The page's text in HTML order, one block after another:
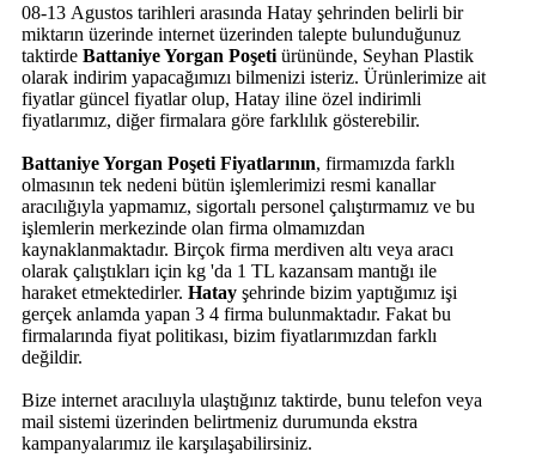
08-13 Agustos tarihleri arasında Hatay şehrinden belirli bir
miktarın üzerinde internet üzerinden talepte bulunduğunuz
taktirde Battaniye Yorgan Poşeti ürününde, Seyhan Plastik
olarak indirim yapacağımızı bilmenizi isteriz. Ürünlerimize ait
fiyatlar güncel fiyatlar olup, Hatay iline özel indirimli
fiyatlarımız, diğer firmalara göre farklılık gösterebilir.
Battaniye Yorgan Poşeti Fiyatlarının, firmamızda farklı
olmasının tek nedeni bütün işlemlerimizi resmi kanallar
aracılığıyla yapmamız, sigortalı personel çalıştırmamız ve bu
işlemlerin merkezinde olan firma olmamızdan
kaynaklanmaktadır. Birçok firma merdiven altı veya aracı
olarak çalıştıkları için kg 'da 1 TL kazansam mantığı ile
haraket etmektedirler. Hatay şehrinde bizim yaptığımız işi
gerçek anlamda yapan 3 4 firma bulunmaktadır. Fakat bu
firmalarında fiyat politikası, bizim fiyatlarımızdan farklı
değildir.
Bize internet aracılııyla ulaştığınız taktirde, bunu telefon veya
mail sistemi üzerinden belirtmeniz durumunda ekstra
kampanyalarımız ile karşılaşabilirsiniz.